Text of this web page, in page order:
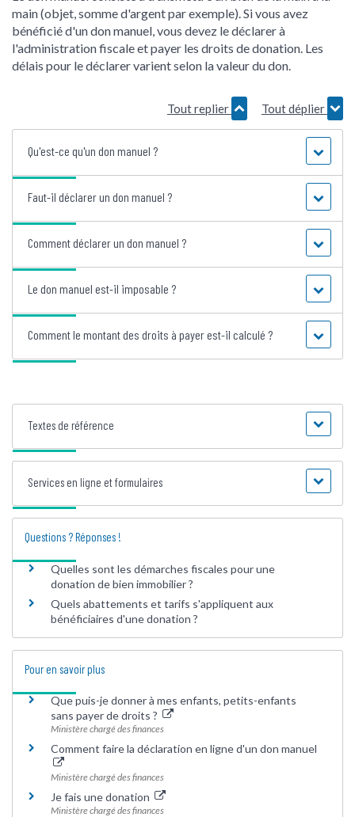
main (objet, somme d'argent par exemple). Si vous avez
bénéficié d'un don manuel, vous devez le déclarer à
l'administration fiscale et payer les droits de donation. Les
délais pour le déclarer varient selon la valeur du don.
Tout replier Tout déplier
Qu'est-ce qu'un don manuel ?
Faut-il déclarer un don manuel ?
Comment déclarer un don manuel ?
Le don manuel est-il imposable ?
Comment le montant des droits à payer est-il calculé ?
Textes de référence
Services en ligne et formulaires
Questions ? Réponses !
Quelles sont les démarches fiscales pour une
donation de bien immobilier ?
Quels abattements et tarifs s'appliquent aux
bénéficiaires d'une donation ?
Pour en savoir plus
Que puis-je donner à mes enfants, petits-enfants
sans payer de droits ?
Ministère chargé des finances
Comment faire la déclaration en ligne d'un don manuel
Ministère chargé des finances
Je fais une donation
Ministère chargé des finances